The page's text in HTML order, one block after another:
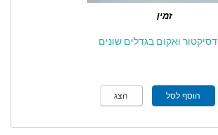
זמין
דסיקטור ואקום בגדלים שונים
הוסף לסל הצג